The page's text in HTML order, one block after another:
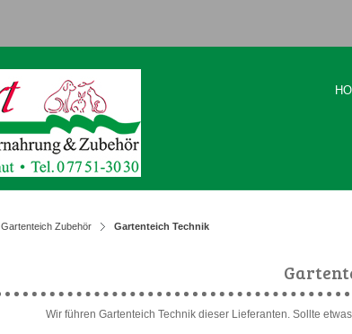
Gartenteich Zubehör Gartenteich Technik
Wir führen Gartenteich Technik dieser Lieferanten. Sollte